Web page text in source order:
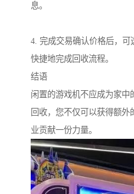
息。
4. 完成交易确认价格后，
快捷地完成回收流程。
结语
闲置的游戏机不应成为家中
回收，您不仅可以获得额
业贡献一份力量。